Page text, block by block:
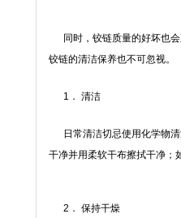
同时，铰链质量的好坏也会
铰链的清洁保养也不可忽视。
1． 清洁
日常清洁切忌使用化学物清
干净并用柔软干布擦拭干净；
2． 保持干燥